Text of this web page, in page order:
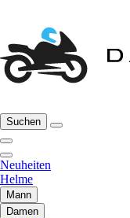
Suchen
Neuheiten
Helme
Mann
Damen